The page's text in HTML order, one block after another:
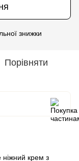
знижки
Порівняти
крем з